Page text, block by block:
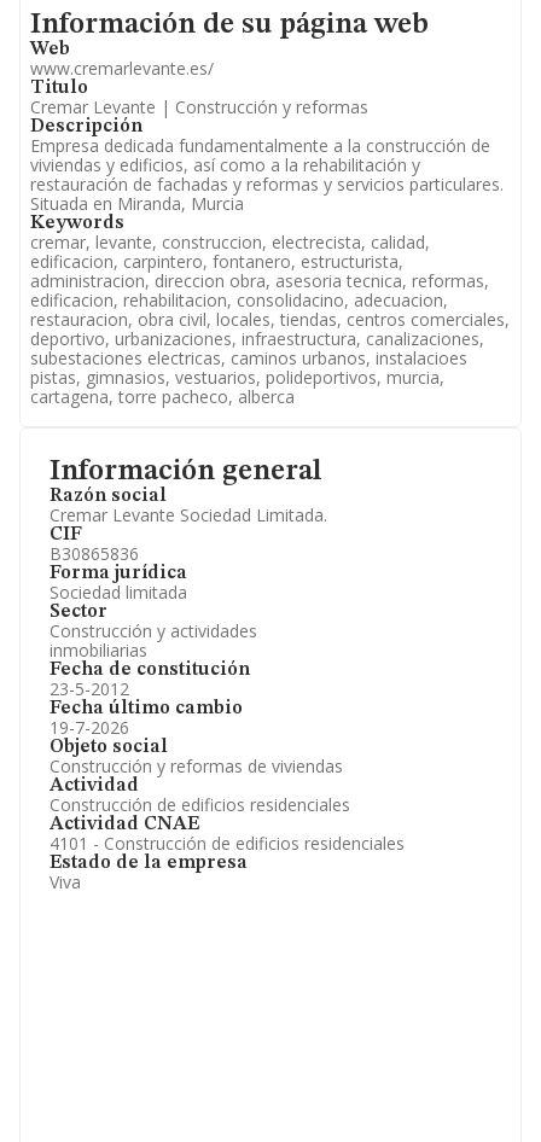
Información general
Razón social
Cremar Levante Sociedad Limitada.
CIF
B30865836
Forma jurídica
Sociedad limitada
Sector
Construcción y actividades
inmobiliarias
Fecha de constitución
23-5-2012
Fecha último cambio
19-7-2026
Objeto social
Construcción y reformas de viviendas
Actividad
Construcción de edificios residenciales
Actividad CNAE
4101 - Construcción de edificios residenciales
Estado de la empresa
Viva
Información oficial y registral complementaria.
Informacion de su página web
Información de su página web
Web
www.cremarlevante.es/
Titulo
Cremar Levante | Construcción y reformas
Descripción
Empresa dedicada fundamentalmente a la construcción de
viviendas y edificios, así como a la rehabilitación y
restauración de fachadas y reformas y servicios particulares.
Situada en Miranda, Murcia
Keywords
cremar, levante, construccion, electrecista, calidad,
edificacion, carpintero, fontanero, estructurista,
administracion, direccion obra, asesoria tecnica, reformas,
edificacion, rehabilitacion, consolidacino, adecuacion,
restauracion, obra civil, locales, tiendas, centros comerciales,
deportivo, urbanizaciones, infraestructura, canalizaciones,
subestaciones electricas, caminos urbanos, instalacioes
pistas, gimnasios, vestuarios, polideportivos, murcia,
cartagena, torre pacheco, alberca